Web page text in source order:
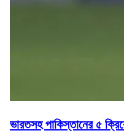
ভারতসহ পাকিস্তানের ৫